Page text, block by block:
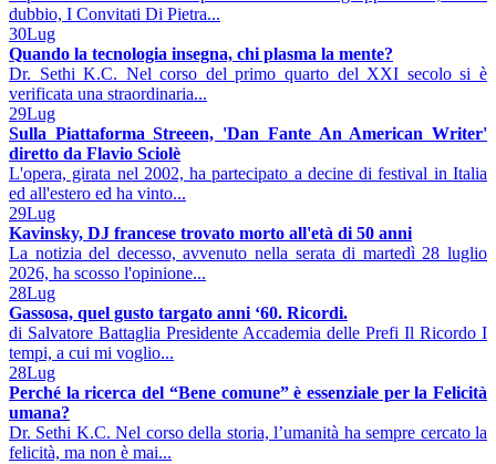
dubbio, I Convitati Di Pietra...
30Lug
Quando la tecnologia insegna, chi plasma la mente?
Dr. Sethi K.C. Nel corso del primo quarto del XXI secolo si è
verificata una straordinaria...
29Lug
Sulla Piattaforma Streeen, 'Dan Fante An American Writer'
diretto da Flavio Sciolè
L'opera, girata nel 2002, ha partecipato a decine di festival in Italia
ed all'estero ed ha vinto...
29Lug
Kavinsky, DJ francese trovato morto all'età di 50 anni
La notizia del decesso, avvenuto nella serata di martedì 28 luglio
2026, ha scosso l'opinione...
28Lug
Gassosa, quel gusto targato anni ‘60. Ricordi.
di Salvatore Battaglia Presidente Accademia delle Prefi Il Ricordo I
tempi, a cui mi voglio...
28Lug
Perché la ricerca del “Bene comune” è essenziale per la Felicità
umana?
Dr. Sethi K.C. Nel corso della storia, l’umanità ha sempre cercato la
felicità, ma non è mai...